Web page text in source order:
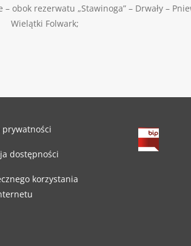
– obok rezerwatu „Stawinoga” – Drwały –
Wielątki Folwark;
prywatności
dostępności
korzystania